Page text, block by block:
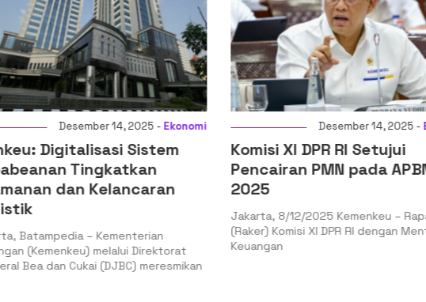
Desember 14, 2025 -Ekonomi
Digitalisasi Sistem
Tingkatkan
dan Kelancaran
– Kementerian
melalui Direktorat
dan Cukai (DJBC) meresmikan
Desember 14, 2025 -Ekonomi
Komisi XI DPR RI Setujui
Pencairan PMN pada APBN
Jakarta, 8/12/2025 Kemenkeu – Rapat Kerja
(Raker) Komisi XI DPR RI dengan Menteri
Keuangan